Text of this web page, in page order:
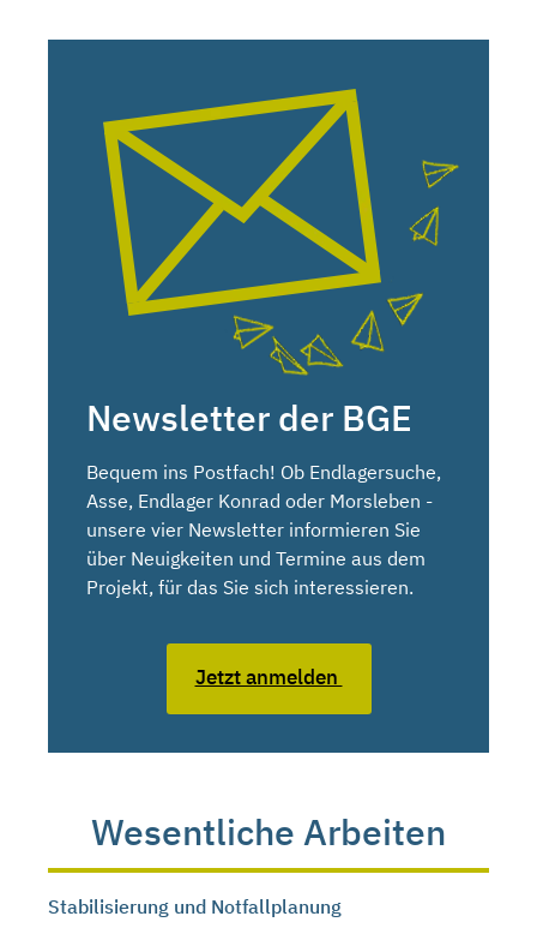
Newsletter der BGE
Bequem ins Postfach! Ob Endlagersuche,
Asse, Endlager Konrad oder Morsleben -
unsere vier Newsletter informieren Sie
über Neuigkeiten und Termine aus dem
Projekt, für das Sie sich interessieren.
Jetzt anmelden
Wesentliche Arbeiten
Stabilisierung und Notfallplanung